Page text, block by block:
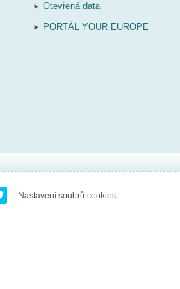
Otevřená data
PORTÁL YOUR EUROPE
Nastavení soubrů cookies